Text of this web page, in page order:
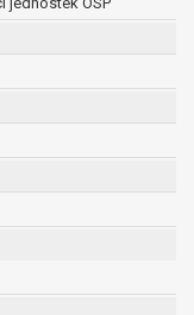
ich do
wniosła
czy
są nadrzędne
gdy
przesłanki: